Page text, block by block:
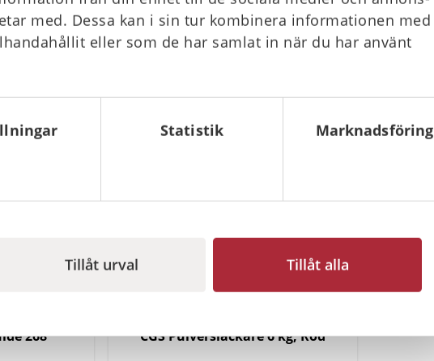
med. Dessa kan i sin tur kombinera informationen med
eller som de har samlat in när du har använt
Statistik Marknadsföring
Tillåt urval Tillåt alla
268 CGS Pulversläckare 6 kg, Röd